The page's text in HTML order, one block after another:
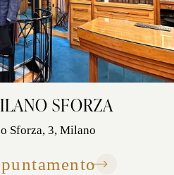
SFORZA
Sforza, 3, Milano